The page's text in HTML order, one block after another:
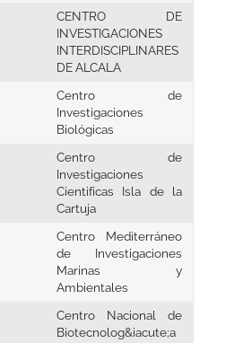
CENTRO DE
INVESTIGACIONES
INTERDISCIPLINARES
DE ALCALA
Centro de
Investigaciones
Biológicas
Centro de
Investigaciones
Cientifícas Isla de la
Cartuja
Centro Mediterráneo
de Investigaciones
Marinas y
Ambientales
Centro Nacional de
Biotecnolog&iacute;a